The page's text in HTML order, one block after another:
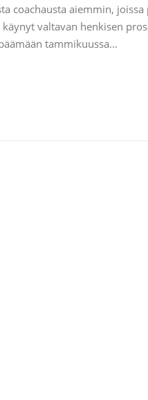
coachausta aiemmin,
valtavan henkisen
tammikuussa…